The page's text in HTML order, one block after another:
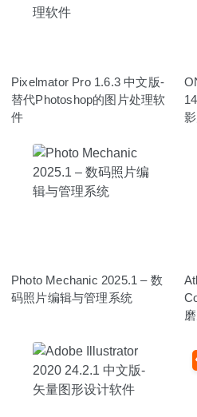
Pixelmator Pro 1.6.3 中文版-
替代Photoshop的图片处理软
件
Photo Mechanic 2025.1 – 数
码照片编辑与管理系统